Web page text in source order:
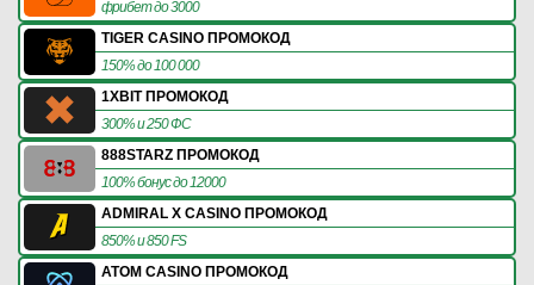
фрибет до 3000
TIGER CASINO ПРОМОКОД
150% до 100 000
1XBIT ПРОМОКОД
300% и 250 ФС
888STARZ ПРОМОКОД
100% бонус до 12000
ADMIRAL X CASINO ПРОМОКОД
850% и 850 FS
ATOM CASINO ПРОМОКОД